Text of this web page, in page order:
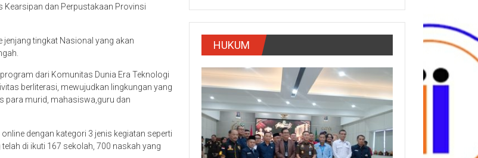
Kearsipan dan Perpustakaan Provinsi
jenjang tingkat Nasional yang akan
dari Komunitas Dunia Era Teknologi
berliterasi, mewujudkan lingkungan yang
para murid, mahasiswa,guru dan
dengan kategori 3 jenis kegiatan seperti
di ikuti 167 sekolah, 700 naskah yang
HUKUM